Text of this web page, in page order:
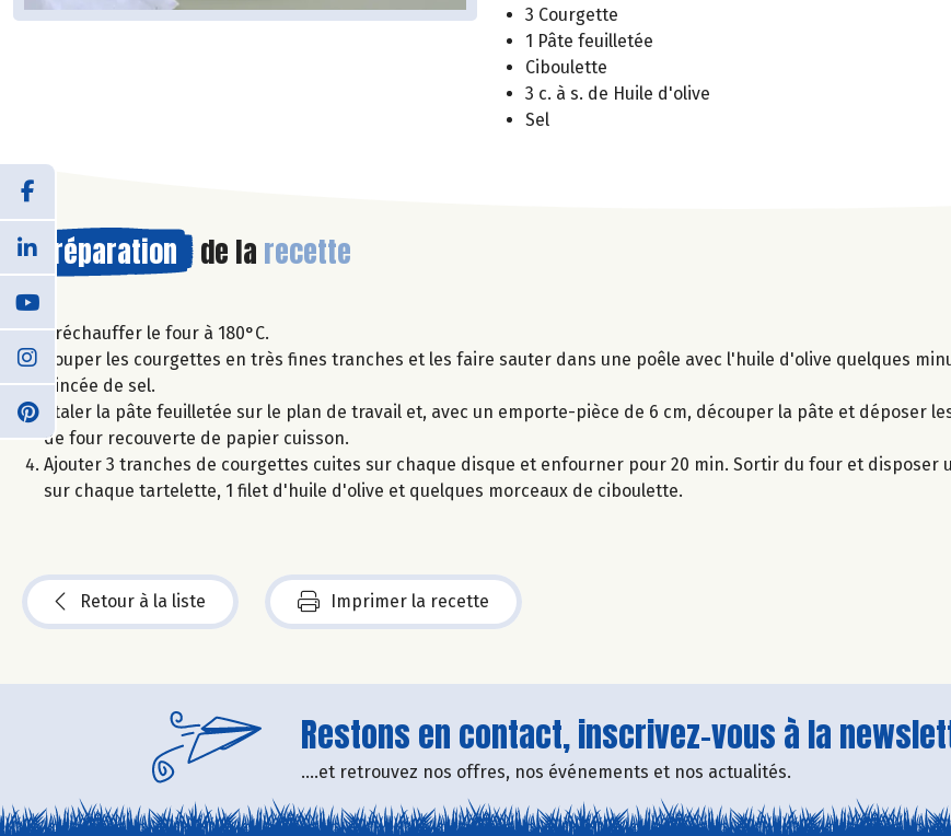
3 Courgette
1 Pâte feuilletée
Ciboulette
3 c. à s. de Huile d'olive
Sel
Préparation de la recette
Préchauffer le four à 180°C.
Couper les courgettes en très fines tranches et les faire sauter dans une poêle avec l'huile d'olive quelques
pincée de sel.
Étaler la pâte feuilletée sur le plan de travail et, avec un emporte-pièce de 6 cm, découper la pâte et déposer
de four recouverte de papier cuisson.
Ajouter 3 tranches de courgettes cuites sur chaque disque et enfourner pour 20 min. Sortir du four et disposer
sur chaque tartelette, 1 filet d'huile d'olive et quelques morceaux de ciboulette.
Retour à la liste Imprimer la recette
Restons en contact, inscrivez-vous à la
....et retrouvez nos offres, nos événements et nos actualités.